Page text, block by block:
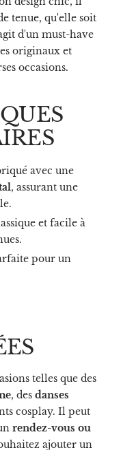
tenue, qu'elle soit
d'un must-have
originaux et
occasions.
avec une
, assurant une
et facile à
pour un
telles que des
, des danses
cosplay. Il peut
rendez-vous ou
ajouter un